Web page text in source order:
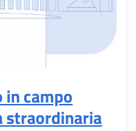
campo
straordinaria